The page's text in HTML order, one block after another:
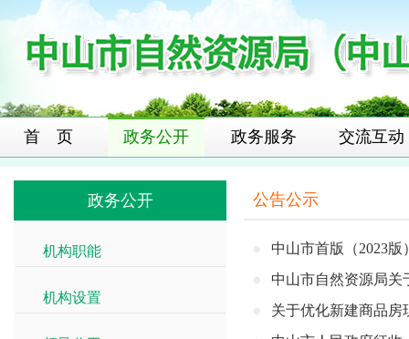
首 页 政务公开 政务服务 交流互动
政务公开
机构职能
机构设置
公告公示
中山市首版（2023
中山市自然资源局关
关于优化新建商品房